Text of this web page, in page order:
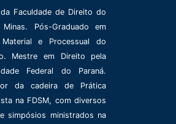
Faculdade de Direito do
Pós-Graduado em
e Processual do
Mestre em Direito pela
Federal do Paraná.
da cadeira de Prática
na FDSM, com diversos
simpósios ministrados na